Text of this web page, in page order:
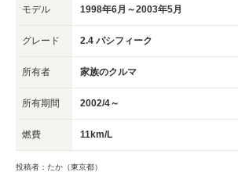
モデル 1998年6月～2003年5月
グレード 2.4 パシフィーク
所有者 家族のクルマ
所有期間 2002/4～
燃費 11km/L
投稿者：たか（東京都）